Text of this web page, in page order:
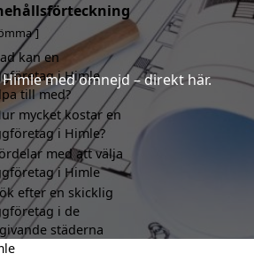
med omnejd – direkt här.
kan en
i Himle
till med?
mycket kostar en
i Himle?
med att välja
i Himle
efter en skicklig
i de
städerna